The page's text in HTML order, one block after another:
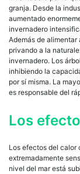
granja. Desde la
aumentado
invernadero
Además de
privando a la
invernadero. Los
inhibiendo la
por sí misma. La
es responsable del
Los
Los efectos del calor
extremadamente
nivel del mar está